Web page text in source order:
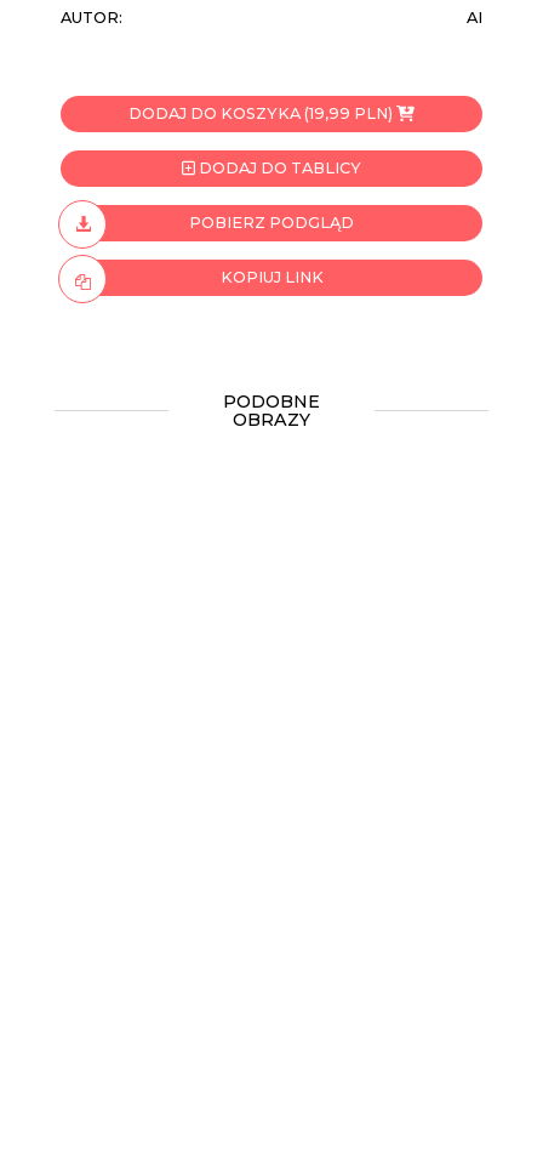
AUTOR:
AI
DODAJ DO KOSZYKA (19,99 PLN)
DODAJ DO TABLICY
POBIERZ PODGLĄD
KOPIUJ LINK
PODOBNE
OBRAZY